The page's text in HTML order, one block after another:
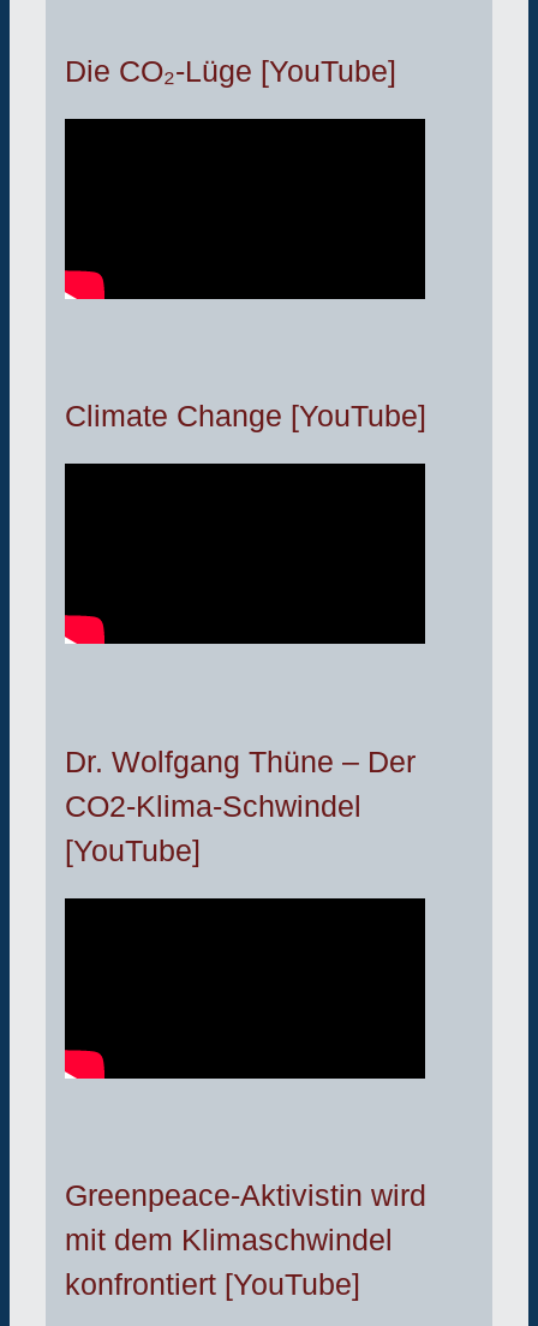
Die CO₂-Lüge [YouTube]
Climate Change [YouTube]
Dr. Wolfgang Thüne – Der
CO2-Klima-Schwindel
[YouTube]
Greenpeace-Aktivistin wird
mit dem Klimaschwindel
konfrontiert [YouTube]